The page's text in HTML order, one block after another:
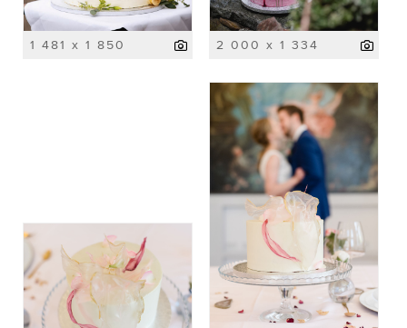
1 481 x 1 850 2 000 x 1 334